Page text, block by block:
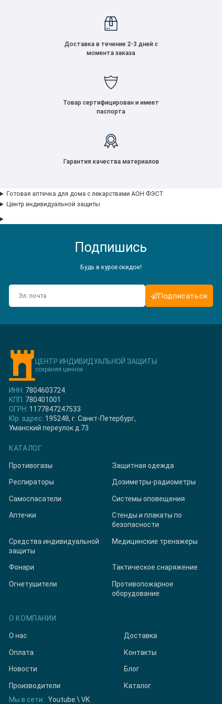
Доставка в течение 2-3 дней с
момента заказа
Товар сертифицирован и имеет
паспорта
Гарантия качества материалов
Готовая аптечка для дома с лекарствами АОН ФЭСТ
Центр индивидуальной защиты
Подпишись
Будь в курсе скидок!
Подписаться
ЦЕНТР ИНДИВИДУАЛЬНОЙ ЗАЩИТЫ
сохраняя ценное
ИНН: 7804603724
КПП: 780401001
ОГРН: 1177847247533
Юр. адрес: 195248, г. Санкт-Петербург,
Уманский переулок д.73
КАТАЛОГ
Противогазы Защитная одежда
Респираторы Дозиметры-радиометры
Самоспасатели Системы оповещения
Аптечки
Стенды и плакаты по
безопасности
Средства индивидуальной
защиты
Медицинские тренажеры
Фонари Тактическое снаряжение
Огнетушители
Противопожарное
оборудование
О КОМПАНИИ
О нас Доставка
Оплата Контакты
Новости Блог
Производители
Каталог
Мы в сети: Youtube \VK